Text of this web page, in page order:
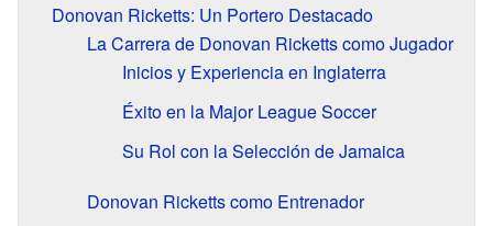
Donovan Ricketts: Un Portero Destacado
La Carrera de Donovan Ricketts como Jugador
Inicios y Experiencia en Inglaterra
Éxito en la Major League Soccer
Su Rol con la Selección de Jamaica
Donovan Ricketts como Entrenador